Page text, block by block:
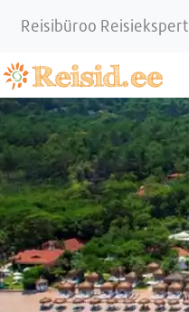
Reisibüroo Reisiekspert